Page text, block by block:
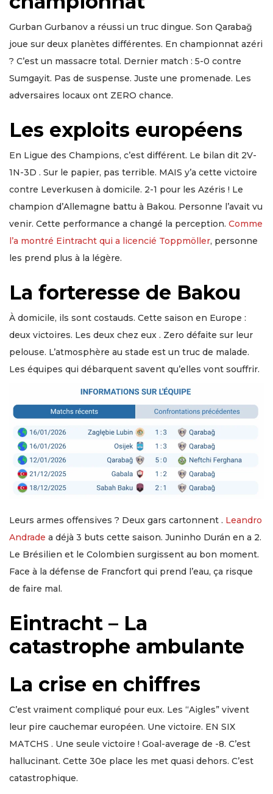
Gurban Gurbanov a réussi un truc dingue. Son Qarabağ
joue sur deux planètes différentes. En championnat azéri
? C’est un massacre total. Dernier match : 5-0 contre
Sumgayit. Pas de suspense. Juste une promenade. Les
adversaires locaux ont ZERO chance.
Les exploits européens
En Ligue des Champions, c’est différent. Le bilan dit 2V-
1N-3D . Sur le papier, pas terrible. MAIS y’a cette victoire
contre Leverkusen à domicile. 2-1 pour les Azéris ! Le
champion d’Allemagne battu à Bakou. Personne l’avait vu
venir. Cette performance a changé la perception. Comme
l’a montré Eintracht qui a licencié Toppmöller, personne
les prend plus à la légère.
La forteresse de Bakou
À domicile, ils sont costauds. Cette saison en Europe :
deux victoires. Les deux chez eux . Zero défaite sur leur
pelouse. L’atmosphère au stade est un truc de malade.
Les équipes qui débarquent savent qu’elles vont souffrir.
Leurs armes offensives ? Deux gars cartonnent . Leandro
Andrade a déjà 3 buts cette saison. Juninho Durán en a 2.
Le Brésilien et le Colombien surgissent au bon moment.
Face à la défense de Francfort qui prend l’eau, ça risque
de faire mal.
Eintracht – La
catastrophe ambulante
La crise en chiffres
C’est vraiment compliqué pour eux. Les “Aigles” vivent
leur pire cauchemar européen. Une victoire. EN SIX
MATCHS . Une seule victoire ! Goal-average de -8. C’est
hallucinant. Cette 30e place les met quasi dehors. C’est
catastrophique.